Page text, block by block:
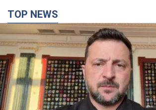
TOP NEWS